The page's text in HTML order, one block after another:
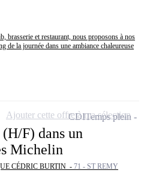
brasserie et restaurant, nous proposons à nos
de la journée dans une ambiance chaleureuse
F) dans un
Michelin
CÉDRIC BURTIN - 71 - ST REMY
CDITemps plein
Ajouter cette offre à ma sélection